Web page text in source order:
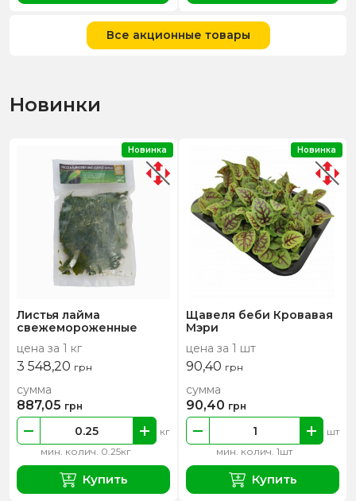
Все акционные товары
Новинки
Листья лайма
свежемороженные
цена за 1 кг
3 548,20 грн
мин. колич. 0.25кг
кг
сумма
887,05 грн
Купить
Новинка
Щавеля беби Кровавая
Мэри
цена за 1 шт
90,40 грн
мин. колич. 1шт
шт
сумма
90,40 грн
Купить
Новинка